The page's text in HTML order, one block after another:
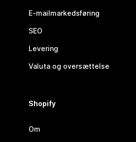
E-mailmarkedsføring
SEO
Levering
Valuta og oversættelse
Shopify
Om